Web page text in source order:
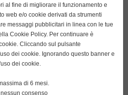
nel pareggio per 2-2 tra l
Tiraspol.
trequartista, ha ispirato l
che non segnavano su azione
lo zampino in entrambe le reti
poi al ´90 dalla rete che ha
al fine di migliorare il funzionamento e
web e/o cookie derivati da strumenti
messaggi pubblicitari in linea con le tue
Cookie Policy. Per continuare è
Cliccando sul pulsante
dei cookie. Ignorando questo banner e
dei cookie.
di 6 mesi.
consenso